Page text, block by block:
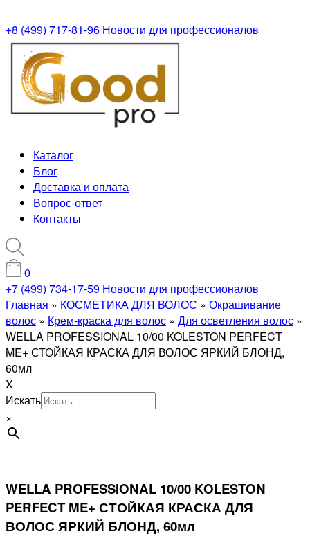
+8 (499) 717-81-96 Новости для профессионалов
Каталог
Блог
Доставка и оплата
Вопрос-ответ
Контакты
0
+7 (499) 734-17-59 Новости для профессионалов
Главная » КОСМЕТИКА ДЛЯ ВОЛОС » Окрашивание
волос » Крем-краска для волос » Для осветления волос »
WELLA PROFESSIONAL 10/00 KOLESTON PERFECT
ME+ СТОЙКАЯ КРАСКА ДЛЯ ВОЛОС ЯРКИЙ БЛОНД,
60мл
X
Искать
×
WELLA PROFESSIONAL 10/00 KOLESTON
PERFECT ME+ СТОЙКАЯ КРАСКА ДЛЯ
ВОЛОС ЯРКИЙ БЛОНД, 60мл